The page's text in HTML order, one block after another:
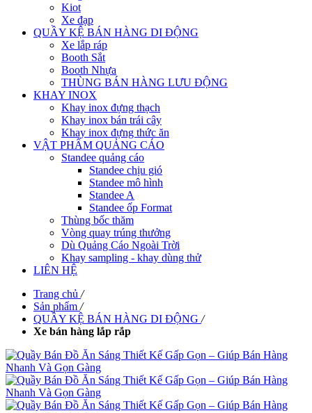
Kiot
Xe đạp
QUẦY KỆ BÁN HÀNG DI ĐỘNG
Xe lắp ráp
Booth Sắt
Booth Nhựa
THÙNG BÁN HÀNG LƯU ĐỘNG
KHAY INOX
Khay inox đựng thạch
Khay inox bán trái cây
Khay inox đựng thức ăn
VẬT PHẨM QUẢNG CÁO
Standee quảng cáo
Standee chịu gió
Standee mô hình
Standee A
Standee ốp Format
Thùng bốc thăm
Vòng quay trúng thưởng
Dù Quảng Cáo Ngoài Trời
Khay sampling - khay dùng thử
LIÊN HỆ
Trang chủ /
Sản phẩm /
QUẦY KỆ BÁN HÀNG DI ĐỘNG /
Xe bán hàng lắp rắp